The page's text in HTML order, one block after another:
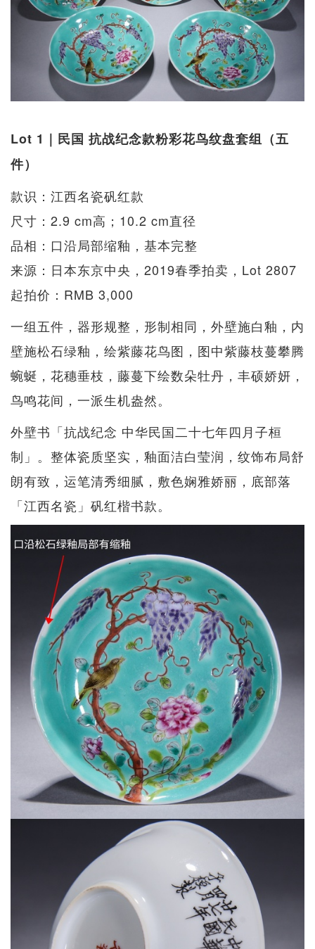
Lot 1｜民国 抗战纪念款粉彩花鸟纹盘套组（五
件）
款识：江西名瓷矾红款
尺寸：2.9 cm高；10.2 cm直径
品相：口沿局部缩釉，基本完整
来源：日本东京中央，2019春季拍卖，Lot 2807
起拍价：RMB 3,000
一组五件，器形规整，形制相同，外壁施白釉，内
壁施松石绿釉，绘紫藤花鸟图，图中紫藤枝蔓攀腾
蜿蜒，花穗垂枝，藤蔓下绘数朵牡丹，丰硕娇妍，
鸟鸣花间，一派生机盎然。
外壁书「抗战纪念 中华民国二十七年四月子桓
制」。整体瓷质坚实，釉面洁白莹润，纹饰布局舒
朗有致，运笔清秀细腻，敷色娴雅娇丽，底部落
「江西名瓷」矾红楷书款。